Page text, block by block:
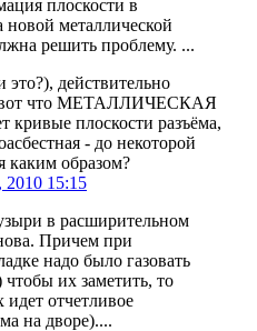
плоскости в
новой металлической
решить проблему. ...
действительно
вот что МЕТАЛЛИЧЕСКАЯ
кривые плоскости разъёма,
- до некоторой
каким образом?
2010 15:15
в расширительном
Причем при
надо было газовать
их заметить, то
идет отчетливое
на дворе)....